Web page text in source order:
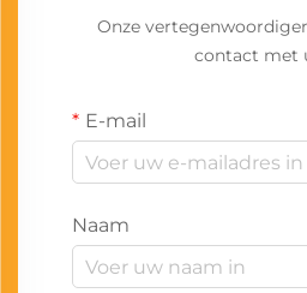
Onze
contact met
E-mail
Naam